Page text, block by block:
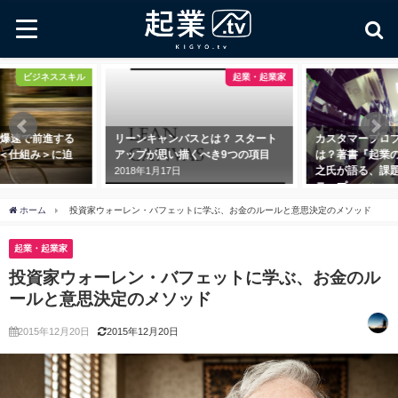
キャンバスとは？ スタート
が思い描くべき9つの項目
1月17日
マーケティング
カスタマープロブレムフィットと
は？著書『起業の科学』で田所雅
之氏が語る、課題に寄り添う３ス
テップ
ペ
要
よ
ホーム 投資家ウォーレン・バフェットに学ぶ、お金のルールと意思決定のメソッド
起業・起業家
投資家ウォーレン・バフェットに学ぶ、お金のル
ールと意思決定のメソッド
2015年12月20日 2015年12月20日